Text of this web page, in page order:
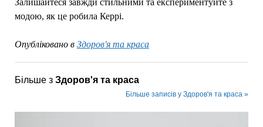
Залишайтеся завжди стильними та експериментуйте з
модою, як це робила Керрі.
Опубліковано в Здоров'я та краса
Більше з Здоров'я та краса
Більше записів у Здоров'я та краса »